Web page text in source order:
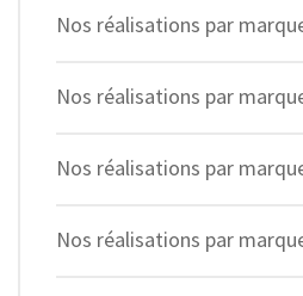
Nos réalisations par
Nos réalisations par
Nos réalisations par
Nos réalisations par